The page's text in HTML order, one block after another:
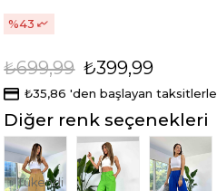
43
₺699,99 ₺399,99
₺35,86 'den başlayan taksitlerle
Diğer renk seçenekleri
Tükendi